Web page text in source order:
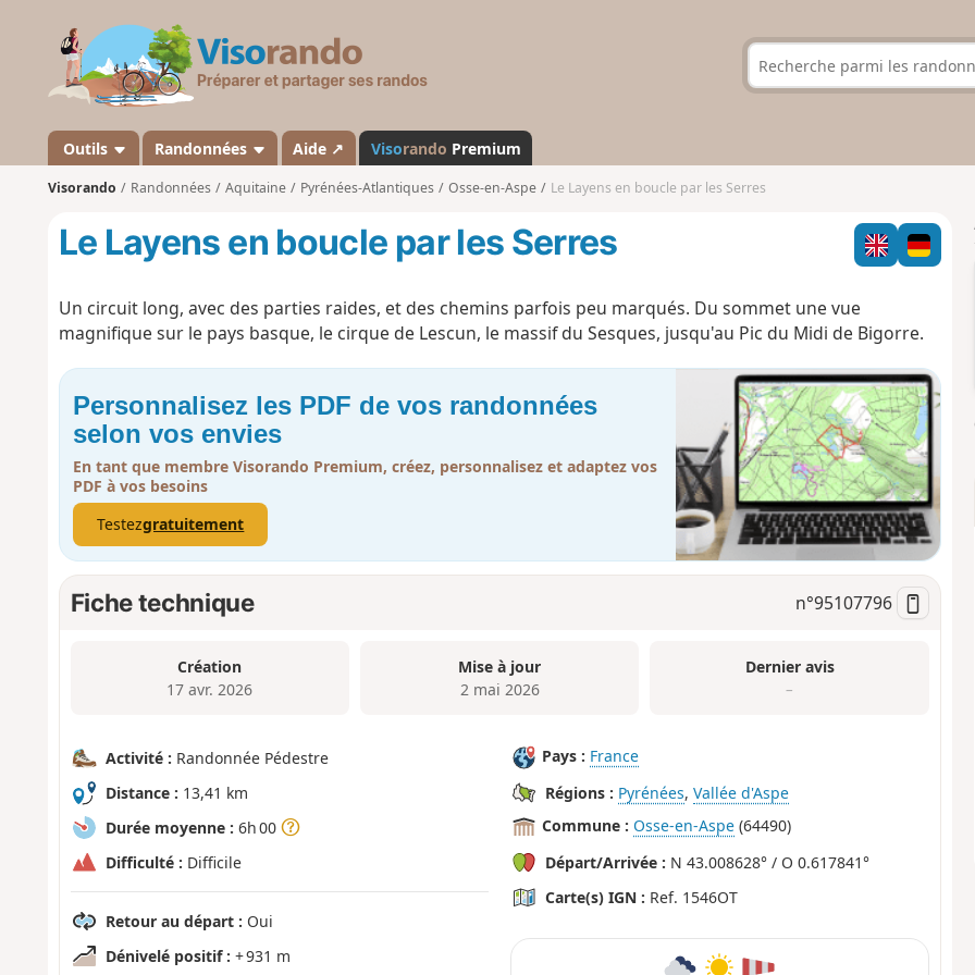
s
a
n
d
Outils Randonnées Aide ↗ Visorando Premium
Visorando Randonnées Aquitaine Pyrénées-Atlantiques Osse-en-Aspe Le Layens en boucle par les Serres
Le Layens en boucle par les Serres
Un circuit long, avec des parties raides, et des chemins parfois peu marqués. Du sommet une vue
magnifique sur le pays basque, le cirque de Lescun, le massif du Sesques, jusqu'au Pic du Midi de Bigorre.
Personnalisez les PDF de vos randonnées
selon vos envies
En tant que membre Visorando Premium, créez, personnalisez et adaptez vos
PDF à vos besoins
Testezgratuitement
Fiche technique n°95107796
Création
17 avr. 2026
Mise à jour
2 mai 2026
Dernier avis
–
Activité : Randonnée Pédestre
Distance : 13,41 km
Durée moyenne : 6h 00
Difficulté : Difficile
Retour au départ : Oui
Dénivelé positif : + 931 m
Pays : France
Régions : Pyrénées,Vallée d'Aspe
Commune : Osse-en-Aspe (64490)
Départ/Arrivée : N 43.008628° / O 0.617841°
Carte(s) IGN : Ref. 1546OT